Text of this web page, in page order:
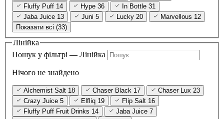
Fluffy Puff 14 Hype 36 In Bottle 31
Jaba Juice 13 Juni 5 Lucky 20 Marvellous 12
Показати всі (33)
Лінійка
Пошук у фільтрі — Лінійка
Нічого не знайдено
Alchemist Salt 18 Chaser Black 17 Chaser Lux 23
Crazy Juice 5 Elfliq 19 Flip Salt 16
Fluffy Puff Fruit Drinks 14 Jaba Juice 7